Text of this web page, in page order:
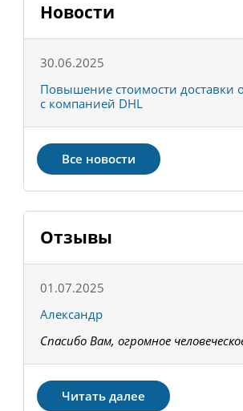
Новости
30.06.2025
Повышение стоимости доставки
с компанией DHL
Все новости
Отзывы
01.07.2025
Александр
Спасибо Вам, огромное
Читать далее